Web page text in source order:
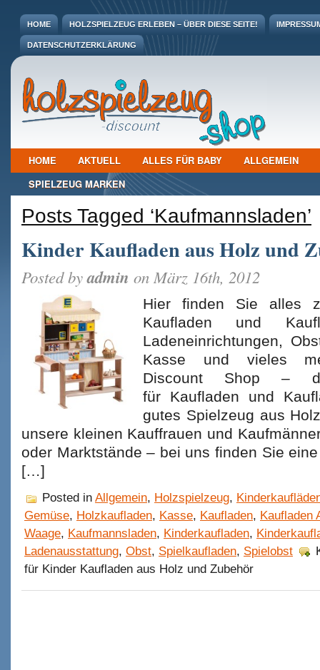
HOME HOLZSPIELZEUG ERLEBEN – ÜBER DIESE SEITE!
DATENSCHUTZERKLÄRUNG
HOME AKTUELL ALLES FÜR BABY
ALLGEMEIN
SPIELZEUG MARKEN
Posts Tagged ‘Kaufmannsladen’
Kinder Kaufladen aus Holz und
Posted byadmin on März 16th, 2012
Hier finden Sie alles
Kaufladen und
Ladeneinrichtungen,
Kasse und vieles
Discount Shop –
für Kaufladen und
gutes Spielzeug aus
unsere kleinen Kauffrauen und
oder Marktstände – bei uns finden Sie
[…]
Posted in Allgemein, Holzspielzeug,
Gemüse, Holzkaufladen, Kasse, Kaufladen, Kaufladen
Waage, Kaufmannsladen, Kinderkaufladen,
Ladenausstattung, Obst, Spielkaufladen, Spielobst
für Kinder Kaufladen aus Holz und Zubehör